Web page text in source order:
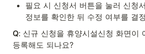
필요 시 신청서 버튼을 눌러 신청
정보를 확인한 뒤 수정 여부를 결
Q: 신규 신청을 휴양시설신청 화면이
등록해도 되나요?